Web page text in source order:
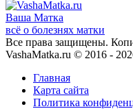
Ваша Матка
всё о болезнях матки
Все права защищены.
VashaMatka.ru © 2016 -
Главная
Карта сайта
Политика